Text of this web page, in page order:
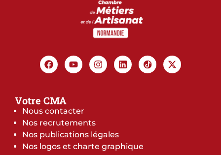
Votre CMA
Nous contacter
Nos recrutements
Nos publications légales
Nos logos et charte graphique